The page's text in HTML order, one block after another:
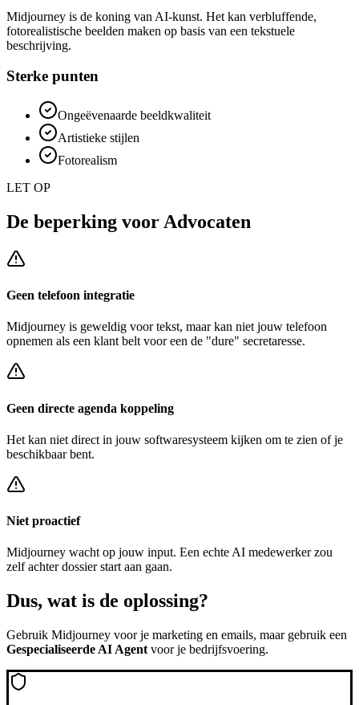
Midjourney is de koning van AI-kunst. Het kan verbluffende,
fotorealistische beelden maken op basis van een tekstuele
beschrijving.
Sterke punten
Ongeëvenaarde beeldkwaliteit
Artistieke stijlen
Fotorealism
LET OP
De beperking voor Advocaten
Geen telefoon integratie
Midjourney is geweldig voor tekst, maar kan niet jouw telefoon
opnemen als een klant belt voor een de "dure" secretaresse.
Geen directe agenda koppeling
Het kan niet direct in jouw softwaresysteem kijken om te zien of je
beschikbaar bent.
Niet proactief
Midjourney wacht op jouw input. Een echte AI medewerker zou
zelf achterdossier startaan gaan.
Dus, wat is de oplossing?
Gebruik Midjourney voor je marketing en emails, maar gebruik een
Gespecialiseerde AI Agent voor je bedrijfsvoering.